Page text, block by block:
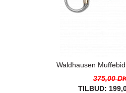
Waldhausen
375,00
TILBUD: